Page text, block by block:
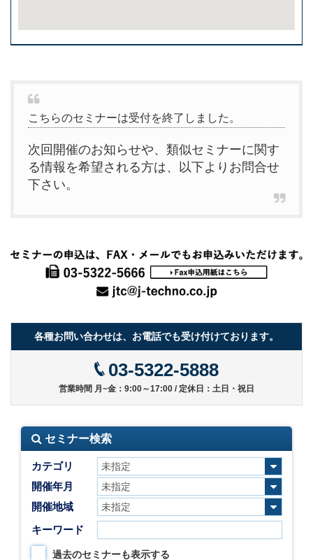
こちらのセミナーは受付を終了しました。
次回開催のお知らせや、類似セミナーに関す
る情報を希望される方は、以下よりお問合せ
下さい。
各種お問い合わせは、お電話でも受け付けております。
03-5322-5888
営業時間 月~金：9:00～17:00 / 定休日：土日・祝日
セミナー検索
カテゴリ
開催年月
開催地域
キーワード
過去のセミナーも表示する